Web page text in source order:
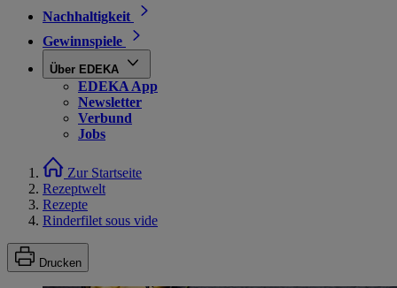
Nachhaltigkeit
Gewinnspiele
Über EDEKA
EDEKA App
Newsletter
Verbund
Jobs
Zur Startseite
Rezeptwelt
Rezepte
Rinderfilet sous vide
Drucken